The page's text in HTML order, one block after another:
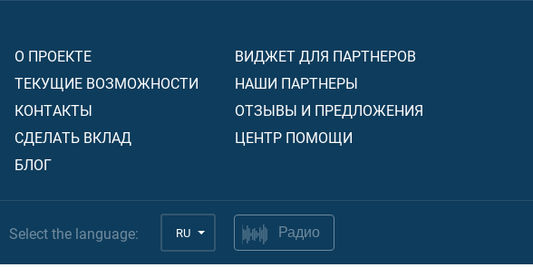
О ПРОЕКТЕ
ТЕКУЩИЕ ВОЗМОЖНОСТИ
КОНТАКТЫ
СДЕЛАТЬ ВКЛАД
БЛОГ
ВИДЖЕТ ДЛЯ ПАРТНЕРОВ
НАШИ ПАРТНЕРЫ
ОТЗЫВЫ И ПРЕДЛОЖЕНИЯ
ЦЕНТР ПОМОЩИ
Select the language: RU Радио